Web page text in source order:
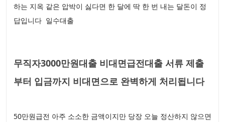
하는 지옥 같은 압박이 싫다면 한 달에 딱 한 번 내는 달돈이 정
답입니다 일수대출
무직자3000만원대출 비대면급전대출 서류 제출
부터 입금까지 비대면으로 완벽하게 처리됩니다
50만원급전 아주 소소한 금액이지만 당장 오늘 정산하지 않으면